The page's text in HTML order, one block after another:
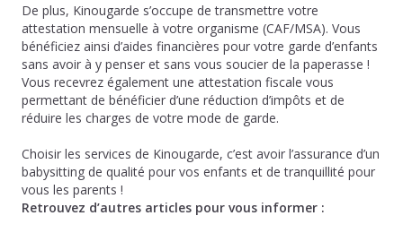
De plus, Kinougarde s’occupe de transmettre votre
attestation mensuelle à votre organisme (CAF/MSA). Vous
bénéficiez ainsi d’aides financières pour votre garde d’enfants
sans avoir à y penser et sans vous soucier de la paperasse !
Vous recevrez également une attestation fiscale vous
permettant de bénéficier d’une réduction d’impôts et de
réduire les charges de votre mode de garde.
Choisir les services de Kinougarde, c’est avoir l’assurance d’un
babysitting de qualité pour vos enfants et de tranquillité pour
vous les parents !
Retrouvez d’autres articles pour vous informer :